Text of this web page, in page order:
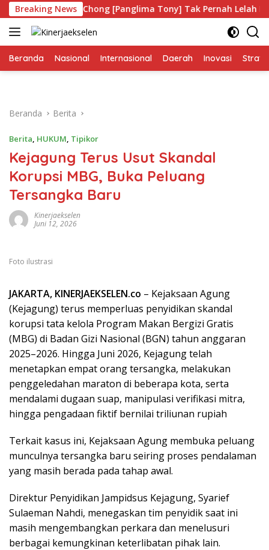
Langsung
ke
konten
Breaking News
Tony Chong [Panglima Tony] Tak Pernah Lelah Menjaga
Beranda Nasional Internasional Daerah Inovasi
Beranda Berita
Berita, HUKUM, Tipikor
Kejagung Terus Usut Skandal
Korupsi MBG, Buka Peluang
Tersangka Baru
Kinerjaekselen
Juni 12, 2026
Foto ilustrasi
JAKARTA, KINERJAEKSELEN.co – Kejaksaan Agung
(Kejagung) terus memperluas penyidikan skandal
korupsi tata kelola Program Makan Bergizi Gratis
(MBG) di Badan Gizi Nasional (BGN) tahun anggaran
2025–2026. Hingga Juni 2026, Kejagung telah
menetapkan empat orang tersangka, melakukan
penggeledahan maraton di beberapa kota, serta
mendalami dugaan suap, manipulasi verifikasi mitra,
hingga pengadaan fiktif bernilai triliunan rupiah
Terkait kasus ini, Kejaksaan Agung membuka peluang
munculnya tersangka baru seiring proses pendalaman
yang masih berada pada tahap awal.
Direktur Penyidikan Jampidsus Kejagung, Syarief
Sulaeman Nahdi, menegaskan tim penyidik saat ini
masih mengembangkan perkara dan menelusuri
berbagai kemungkinan keterlibatan pihak lain.